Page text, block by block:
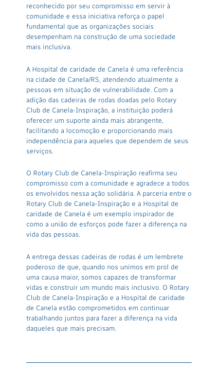
reconhecido por seu compromisso em servir à
comunidade e essa iniciativa reforça o papel
fundamental que as organizações sociais
desempenham na construção de uma sociedade
mais inclusiva.
A Hospital de caridade de Canela é uma referência
na cidade de Canela/RS, atendendo atualmente a
pessoas em situação de vulnerabilidade. Com a
adição das cadeiras de rodas doadas pelo Rotary
Club de Canela-Inspiração, a instituição poderá
oferecer um suporte ainda mais abrangente,
facilitando a locomoção e proporcionando mais
independência para aqueles que dependem de seus
serviços.
O Rotary Club de Canela-Inspiração reafirma seu
compromisso com a comunidade e agradece a todos
os envolvidos nessa ação solidária. A parceria entre o
Rotary Club de Canela-Inspiração e a Hospital de
caridade de Canela é um exemplo inspirador de
como a união de esforços pode fazer a diferença na
vida das pessoas.
A entrega dessas cadeiras de rodas é um lembrete
poderoso de que, quando nos unimos em prol de
uma causa maior, somos capazes de transformar
vidas e construir um mundo mais inclusivo. O Rotary
Club de Canela-Inspiração e a Hospital de caridade
de Canela estão comprometidos em continuar
trabalhando juntos para fazer a diferença na vida
daqueles que mais precisam.